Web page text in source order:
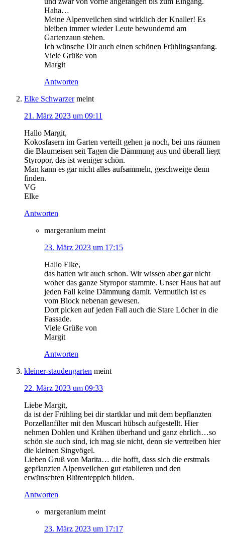
Haha…
Meine Alpenveilchen sind wirklich der Knaller! Es
bleiben immer wieder Leute bewundernd am
Gartenzaun stehen.
Ich wünsche Dir auch einen schönen Frühlingsanfang.
Viele Grüße von
Margit
Antworten
Elke Schwarzer meint
21. März 2023 um 09:11
Hallo Margit,
Kokosfasern im Garten verteilt gehen ja noch, bei uns räumen
die Blaumeisen seit Tagen die Dämmung aus und überall liegt
Styropor, das ist weniger schön.
Man kann es gar nicht alles aufsammeln, geschweige denn
finden.
VG
Elke
Antworten
margeranium meint
23. März 2023 um 17:15
Hallo Elke,
das hatten wir auch schon. Wir wissen aber gar nicht
woher das ganze Styropor stammte. Unser Haus hat auf
jeden Fall keine Dämmung damit. Vermutlich ist es
vom Block nebenan gewesen.
Dort picken auf jeden Fall auch die Stare Löcher in die
Fassade.
Viele Grüße von
Margit
Antworten
kleiner-staudengarten meint
22. März 2023 um 09:33
Liebe Margit,
da ist der Frühling bei dir startklar und mit dem bepflanzten
Porzellanfilter mit den Muscari hübsch aufgestellt. Hier
nehmen Dohlen und Krähen überhand und ganz ehrlich…so
schön sie auch sind, ich mag sie nicht, denn sie vertreiben hier
die kleinen Singvögel.
Lieben Gruß von Marita… die hofft, dass sich die erstmals
gepflanzten Alpenveilchen gut etablieren und den
erwünschten Blütenteppich bilden.
Antworten
margeranium meint
23. März 2023 um 17:17